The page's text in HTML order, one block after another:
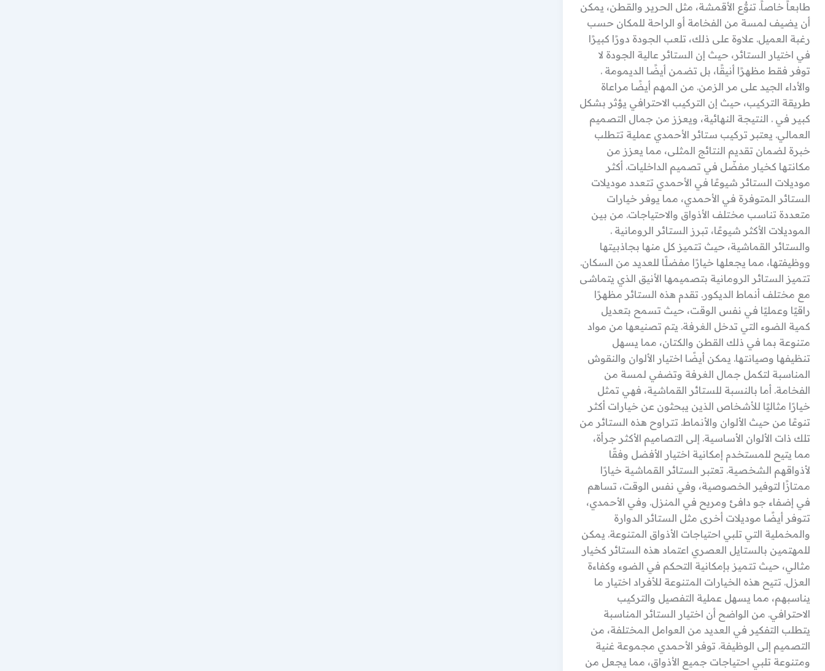
طابعاً خاصاً. تنوُّع الأقمشة، مثل الحرير والقطن، يمكن
أن يضيف لمسة من الفخامة أو الراحة للمكان حسب
رغبة العميل. علاوة على ذلك، تلعب الجودة دورًا كبيرًا
في اختيار الستائر، حيث إن الستائر عالية الجودة لا
توفر فقط مظهرًا أنيقًا، بل تضمن أيضًا الديمومة .
والأداء الجيد على مر الزمن. من المهم أيضًا مراعاة
طريقة التركيب، حيث إن التركيب الاحترافي يؤثر بشكل
كبير في . النتيجة النهائية، ويعزز من جمال التصميم
العمالي. يعتبر تركيب ستائر الأحمدي عملية تتطلب
خبرة لضمان تقديم النتائج المثلى، مما يعزز من
مكانتها كخيار مفضّل في تصميم الداخليات. أكثر
موديلات الستائر شيوعًا في الأحمدي تتعدد موديلات
الستائر المتوفرة في الأحمدي، مما يوفر خيارات
متعددة تناسب مختلف الأذواق والاحتياجات. من بين
الموديلات الأكثر شيوعًا، تبرز الستائر الرومانية .
والستائر القماشية، حيث تتميز كل منها بجاذبيتها
ووظيفتها، مما يجعلها خيارًا مفضلًا للعديد من السكان.
تتميز الستائر الرومانية بتصميمها الأنيق الذي يتماشى
مع مختلف أنماط الديكور. تقدم هذه الستائر مظهرًا
راقيًا وعمليًا في نفس الوقت، حيث تسمح بتعديل
كمية الضوء التي تدخل الغرفة. يتم تصنيعها من مواد
متنوعة بما في ذلك القطن والكتان، مما يسهل
تنظيفها وصيانتها. يمكن أيضًا اختيار الألوان والنقوش
المناسبة لتكمل جمال الغرفة وتضفي لمسة من
الفخامة. أما بالنسبة للستائر القماشية، فهي تمثل
خيارًا مثاليًا للأشخاص الذين يبحثون عن خيارات أكثر
تنوعًا من حيث الألوان والأنماط. تتراوح هذه الستائر من
تلك ذات الألوان الأساسية. إلى التصاميم الأكثر جرأة،
مما يتيح للمستخدم إمكانية اختيار الأفضل وفقًا
لأذواقهم الشخصية. تعتبر الستائر القماشية خيارًا
ممتازًا لتوفير الخصوصية، وفي نفس الوقت، تساهم
في إضفاء جو دافئ ومريح في المنزل. وفي الأحمدي،
تتوفر أيضًا موديلات أخرى مثل الستائر الدوارة
والمخملية التي تلبي احتياجات الأذواق المتنوعة. يمكن
للمهتمين بالستايل العصري اعتماد هذه الستائر كخيار
مثالي، حيث تتميز بإمكانية التحكم في الضوء وكفاءة
العزل. تتيح هذه الخيارات المتنوعة للأفراد اختيار ما
يناسبهم، مما يسهل عملية التفصيل والتركيب
الاحترافي. من الواضح أن اختيار الستائر المناسبة
يتطلب التفكير في العديد من العوامل المختلفة، من
التصميم إلى الوظيفة. توفر الأحمدي مجموعة غنية
ومتنوعة تلبي احتياجات جميع الأذواق، مما يجعل من